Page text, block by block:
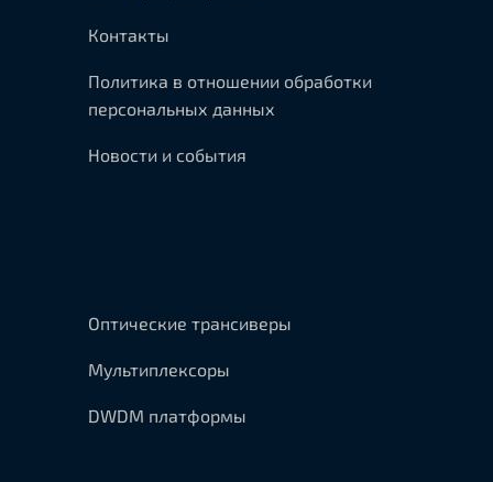
Контакты
Политика в отношении обработки
персональных данных
Новости и события
Оптические трансиверы
Мультиплексоры
DWDM платформы